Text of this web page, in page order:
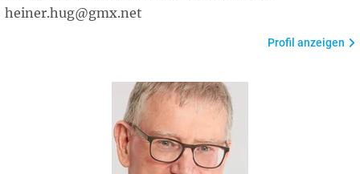
heiner.hug@gmx.net
Profil anzeigen